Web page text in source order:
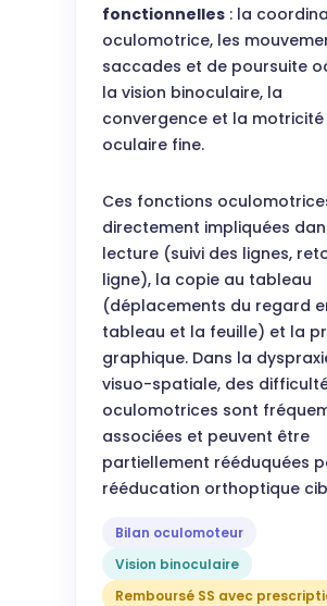
fonctionnelles: la
oculomotrice, les
saccades et de poursuite
la vision binoculaire, la
convergence et la motricité
oculaire fine.
Ces fonctions
directement impliquées
lecture (suivi des lignes,
ligne), la copie au tableau
(déplacements du regard
tableau et la feuille) et la
graphique. Dans la
visuo-spatiale, des
oculomotrices sont
associées et peuvent être
partiellement rééduquées
rééducation orthoptique
Bilan oculomoteur
Vision binoculaire
Remboursé SS avec